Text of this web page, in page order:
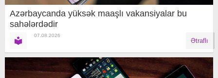
Azərbaycanda yüksək maaşlı vakansiyalar bu
sahələrdədir
07.08.2026
Ətraflı